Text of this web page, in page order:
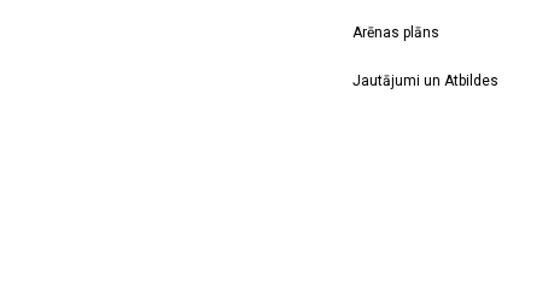
Arēnas plāns
Jautājumi un Atbildes